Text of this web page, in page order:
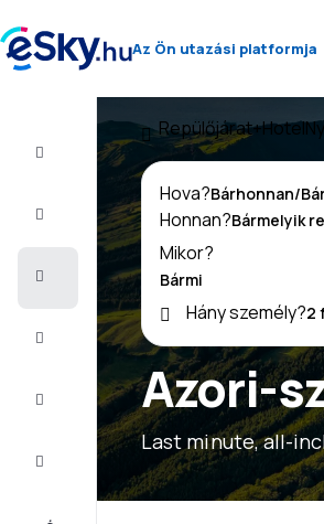
Az Ön utazási platformja
Repülő+Hotel
Repülőjegy
2026/27
Repülőjárat+Hotel
Azori-
Last minute, all-
Hova?
Honnan?
Mikor?
Hány személy?